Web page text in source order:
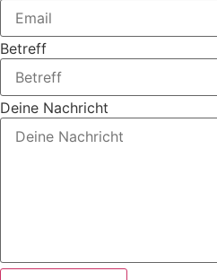
Betreff
Deine Nachricht